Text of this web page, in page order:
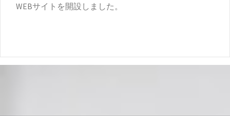
WEBサイトを開設しました。